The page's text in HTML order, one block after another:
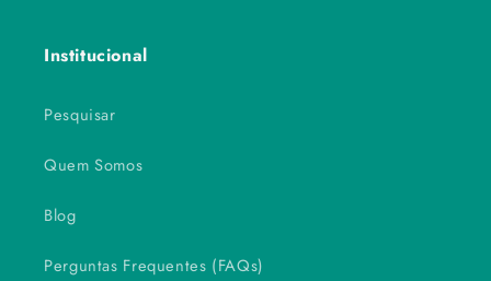
Institucional
Pesquisar
Quem Somos
Blog
Perguntas Frequentes (FAQs)